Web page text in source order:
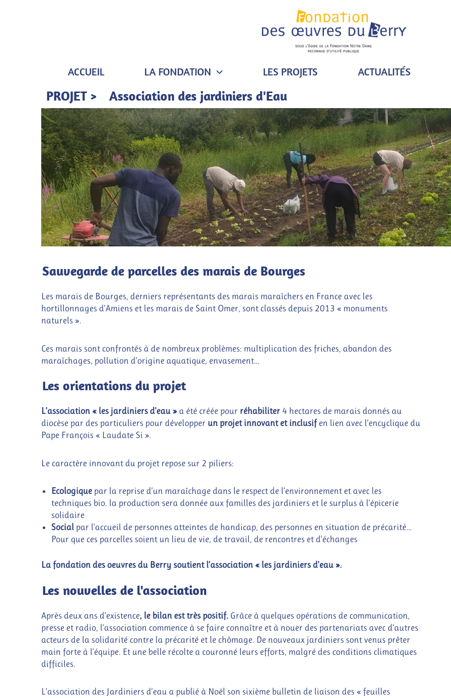
ACCUEIL LA FONDATION LES PROJETS ACTUALITÉS
PROJET > Association des jardiniers d'Eau
Sauvegarde de parcelles des marais de Bourges
Les marais de Bourges, derniers représentants des marais maraîchers en France avec les
hortillonnages d’Amiens et les marais de Saint Omer, sont classés depuis 2013 « monuments
naturels ».
Ces marais sont confrontés à de nombreux problèmes: multiplication des friches, abandon des
maraîchages, pollution d’origine aquatique, envasement…
Les orientations du projet
L’association « les jardiniers d’eau » a été créée pour réhabiliter4 hectares de marais donnés au
diocèse par des particuliers pour développer un projet innovant et inclusif en lien avec l’encyclique du
Pape François « Laudate Si ».
Le caractère innovant du projet repose sur 2 piliers:
Ecologiquepar la reprise d’un maraîchage dans le respect de l’environnement et avec les
techniques bio. la production sera donnée aux familles des jardiniers et le surplus à l’épicerie
solidaire
Socialpar l’accueil de personnes atteintes de handicap, des personnes en situation de précarité…
Pour que ces parcelles soient un lieu de vie, de travail, de rencontres et d’échanges
La fondation des oeuvres du Berry soutient l’association « les jardiniers d’eau ».
Les nouvelles de l'association
Après deux ans d’existence, le bilan est très positif. Grâce à quelques opérations de communication,
presse et radio, l’association commence à se faire connaître et à nouer des partenariats avec d’autres
acteurs de la solidarité contre la précarité et le chômage. De nouveaux jardiniers sont venus prêter
main forte à l’équipe. Et une belle récolte a couronné leurs efforts, malgré des conditions climatiques
difficiles.
L’association des Jardiniers d’eau a publié à Noël son sixième bulletin de liaison des « feuilles